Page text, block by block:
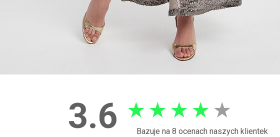
3.6 ★ ★ ★ ★ ★
Bazuje na 8 ocenach naszych klientek